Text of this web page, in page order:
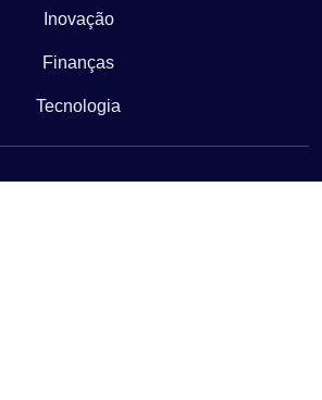
Inovação
Finanças
Tecnologia